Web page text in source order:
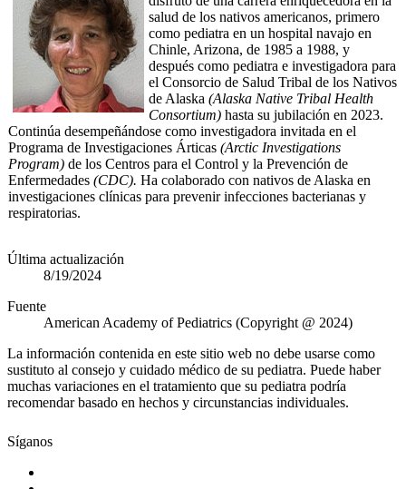
salud de los nativos americanos, primero
como pediatra en un hospital navajo en
Chinle, Arizona, de 1985 a 1988, y
después como pediatra e investigadora para
el Consorcio de Salud Tribal de los Nativos
de Alaska (Alaska Native Tribal Health
Consortium) hasta su jubilación en 2023.
Continúa desempeñándose como investigadora invitada en el
Programa de Investigaciones Árticas (Arctic Investigations
Program) de los Centros para el Control y la Prevención de
Enfermedades (CDC​). Ha colaborado con nativos de Alaska en
investigaciones clínicas para prevenir infecciones bacterianas y
respiratorias.
Última actualización
8/19/2024
Fuente
American Academy of Pediatrics (Copyright @ 2024)
La información contenida en este sitio web no debe usarse como
sustituto al consejo y cuidado médico de su pediatra. Puede haber
muchas variaciones en el tratamiento que su pediatra podría
recomendar basado en hechos y circunstancias individuales.
Síganos